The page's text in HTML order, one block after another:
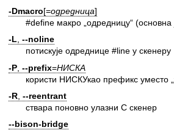
-Dmacro[=одредница]
#define макро „одредницу“ (основна
-L --noline
потискује одреднице #line у скенеру
-P --prefix=НИСКА
користи НИСКУкао префикс уместо
-R --reentrant
ствара поновно улазни C скенер
--bison-bridge